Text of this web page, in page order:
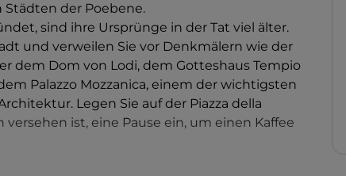
der Poebene.
sind ihre Ursprünge in der Tat viel älter.
und verweilen Sie vor Denkmälern wie der
dem Dom von Lodi, dem Gotteshaus Tempio
Palazzo Mozzanica, einem der wichtigsten
Legen Sie auf der Piazza della
ist, eine Pause ein, um einen Kaffee